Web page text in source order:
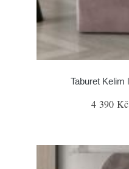
Taburet Kelim
4 390 Kč